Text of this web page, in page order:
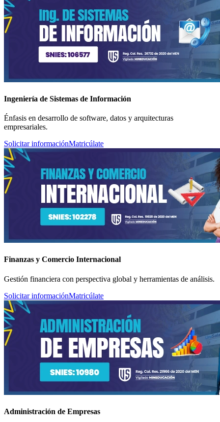
Ingeniería de Sistemas de Información
Énfasis en desarrollo de software, datos y arquitecturas
empresariales.
Solicitar informaciónMatricúlate
Finanzas y Comercio Internacional
Gestión financiera con perspectiva global y herramientas de análisis.
Solicitar informaciónMatricúlate
Administración de Empresas